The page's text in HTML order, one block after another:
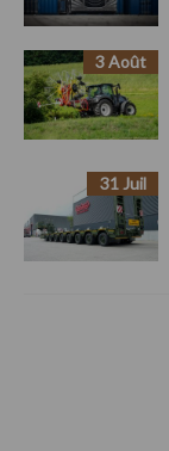
3 Août
31 Juil